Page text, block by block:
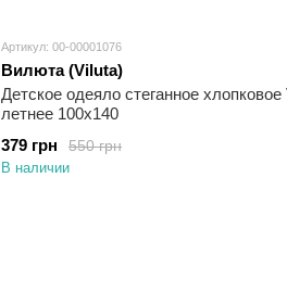
Артикул: 00-00001076
Вилюта (Viluta)
Детское одеяло стеганное хлопковое
летнее 100x140
550 грн
379 грн
В наличии